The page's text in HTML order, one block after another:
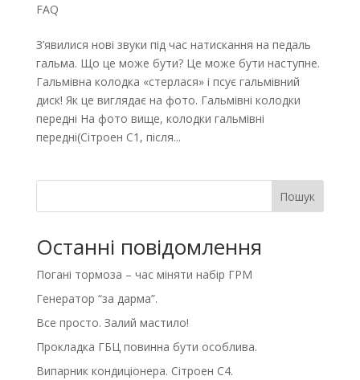
FAQ
З’явилися нові звуки під час натискання на педаль
гальма. Що це може бути? Це може бути наступне.
Гальмівна колодка «стерлася» і псує гальмівний
диск! Як це виглядає на фото. Гальмівні колодки
передні На фото вище, колодки гальмівні
передні(Сітроен С1, після...
Пошук
Останні повідомлення
Погані тормоза – час міняти набір ГРМ
Генератор “за дарма”.
Все просто. Залий мастило!
Прокладка ГБЦ повинна бути особлива.
Випарник кондиціонера. Сітроен С4.